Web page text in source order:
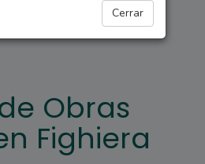
Cerrar
Obras
Fighiera